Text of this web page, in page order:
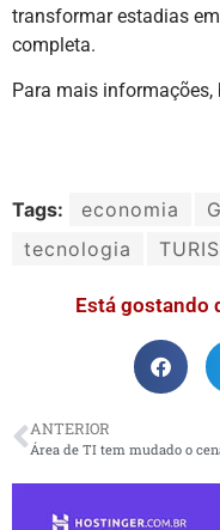
transformar estadias
completa.
Para mais informações,
Tags: economia
tecnologia
Está gostando
ANTERIOR